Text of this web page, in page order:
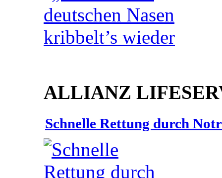
ALLIANZ
Schnelle Rettung durch